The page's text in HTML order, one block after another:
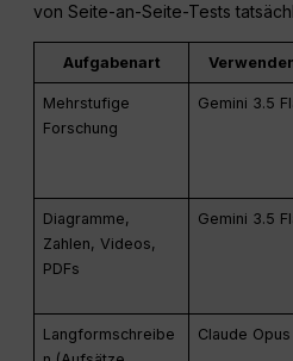
von Seite-an-Seite-Tests
Aufgabenart
Mehrstufige
Forschung
Gemini 3.5
Diagramme,
Zahlen, Videos,
PDFs
Gemini 3.5
Langformschreibe
Claude